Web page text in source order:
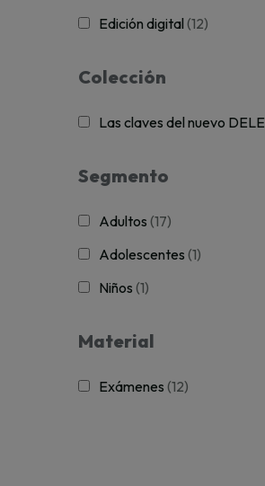
Edición digital (12)
Colección
Las claves del nuevo DELE
Segmento
Adultos (17)
Adolescentes (1)
Niños (1)
Material
Exámenes (12)